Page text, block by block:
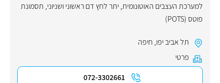
למערכת העצבים האוטונומית,יתר לחץ דם ראשוני ושניוני, תסמונת
פוטס (POTS)
תל אביב יפו, חיפה
פרטי
072-3302661